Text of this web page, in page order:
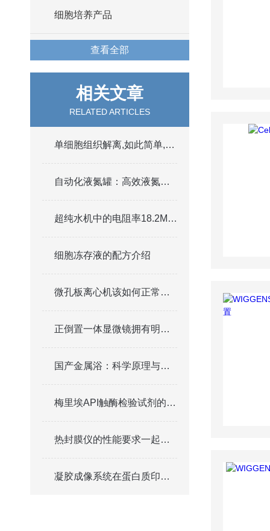
细胞培养产品
查看全部
相关文章
RELATED ARTICLES
单细胞组织解离,如此简单,你竟然还不会？
自动化液氮罐：高效液氮存储与管理的关键
超纯水机中的电阻率18.2M Ω .cm的由来和应用
细胞冻存液的配方介绍
微孔板离心机该如何正常的保养与维护？
正倒置一体显微镜拥有明场，相衬，荧光三种观察方式
国产金属浴：科学原理与多元应用解析
梅里埃API触酶检验试剂的性能评估
热封膜仪的性能要求一起来了解一下吧
凝胶成像系统在蛋白质印迹中的高效应用